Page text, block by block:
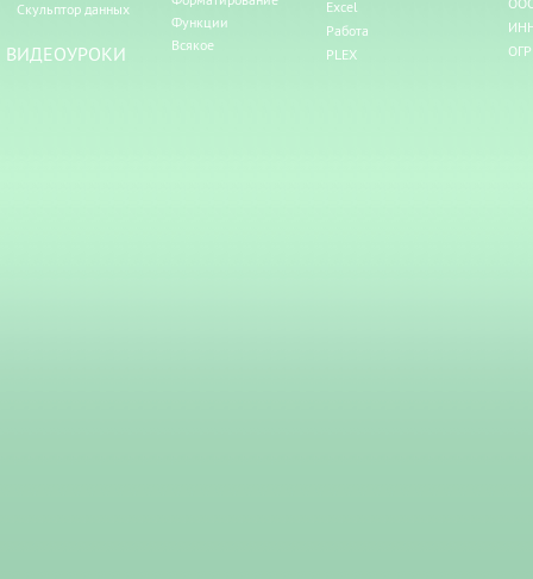
Скульптор данных
ВИДЕОУРОКИ
Функции
Всякое
Excel
Работа
PLEX